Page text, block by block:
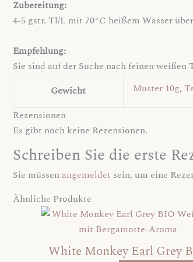
Zubereitung:
4-5 gstr. Tl/L mit 70°C heißem Wasser
Empfehlung:
Sie sind auf der Suche nach feinen
Gewicht
Muster 10g,
Rezensionen
Es gibt noch keine Rezensionen.
Schreiben Sie die erste
Sie müssen angemeldet sein, um eine
Ähnliche Produkte
White Monkey Earl Grey
Dieses
Produkt
weist
mehrere